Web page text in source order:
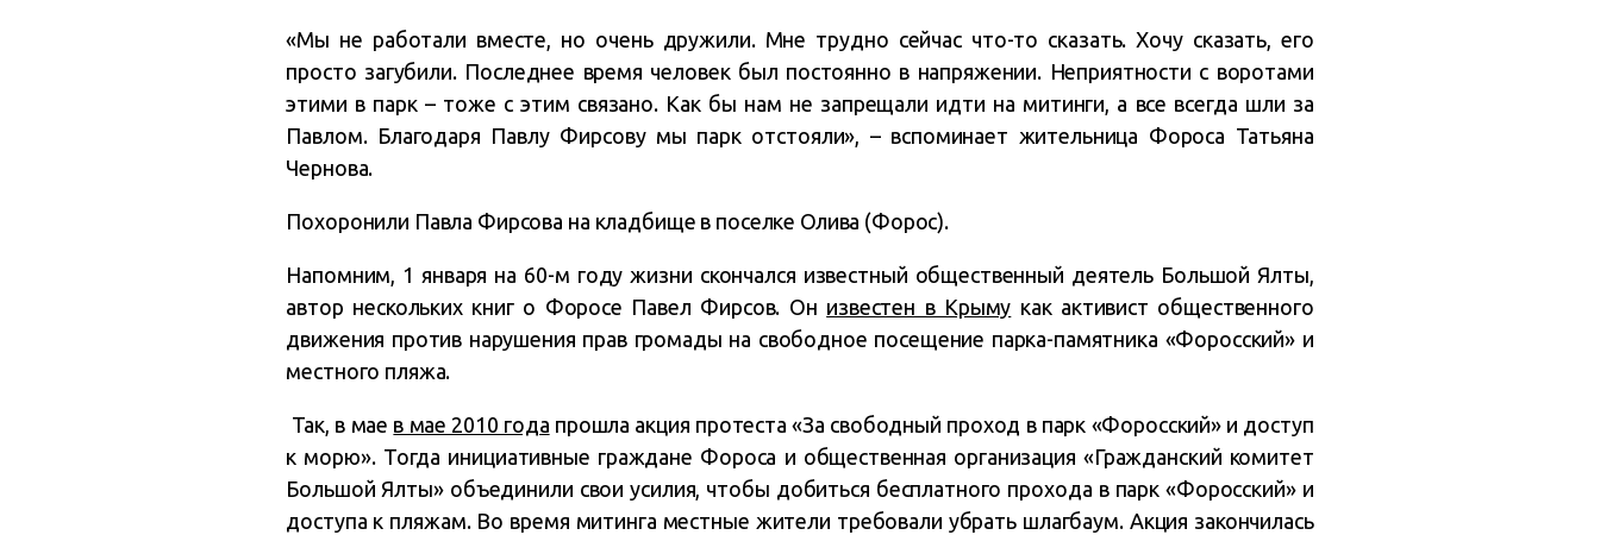
«Мы не работали вместе, но очень дружили. Мне трудно сейчас что-то сказать. Хочу сказать, его
просто загубили. Последнее время человек был постоянно в напряжении. Неприятности с воротами
этими в парк – тоже с этим связано. Как бы нам не запрещали идти на митинги, а все всегда шли за
Павлом. Благодаря Павлу Фирсову мы парк отстояли», – вспоминает жительница Фороса Татьяна
Чернова.
Похоронили Павла Фирсова на кладбище в поселке Олива (Форос).
Напомним, 1 января на 60-м году жизни скончался известный общественный деятель Большой Ялты,
автор нескольких книг о Форосе Павел Фирсов. Он известен в Крыму как активист общественного
движения против нарушения прав громады на свободное посещение парка-памятника «Форосский» и
местного пляжа.
Так, в мае в мае 2010 года прошла акция протеста «За свободный проход в парк «Форосский» и доступ
к морю». Тогда инициативные граждане Фороса и общественная организация «Гражданский комитет
Большой Ялты» объединили свои усилия, чтобы добиться бесплатного прохода в парк «Форосский» и
доступа к пляжам. Во время митинга местные жители требовали убрать шлагбаум. Акция закончилась